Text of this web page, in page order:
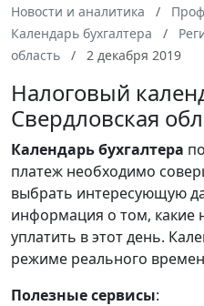
Новости и аналитика
Календарь бухгалтера
область
2 декабря 2019
Налоговый
Свердловская
Календарьбухгалтера
платеж необходимо
выбрать интересующую
информация о том, какие
уплатить в этот день.
режиме реального
Полезные сервисы: